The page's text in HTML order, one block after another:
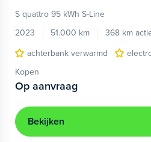
S quattro 95 kWh S-Line
2023
51.000 km 368 km
achterbank verwarmd
Kopen
Op aanvraag
Bekijken